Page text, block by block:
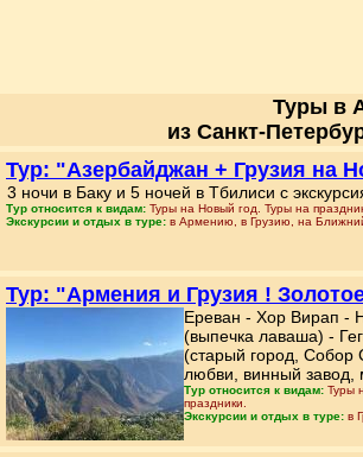
Туры в
из Санкт-
Тур: "Азербайджан + Грузия на
3 ночи в Баку и 5 ночей в Тбилиси с
Тур относится к видам: Туры на Новый год. Туры на
Экскурсии и отдых в туре: в Армению, в Грузию, на
Тур: "Армения и Грузия !
Ереван - Хор Вирап -
(выпечка лаваша) -
(старый город, Собор
любви, винный завод,
Тур относится к видам: Туры
праздники.
Экскурсии и отдых в туре: в